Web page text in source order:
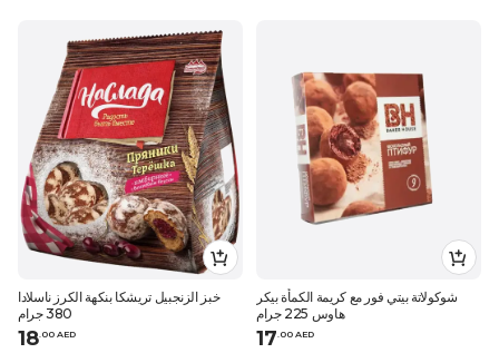
خبز الزنجبيل تريشكا بنكهة الكرز ناسلادا
380 جرام
18 00 AED
شوكولاتة بيتي فور مع كريمة الكمأة بيكر
هاوس 225 جرام
17 00 AED